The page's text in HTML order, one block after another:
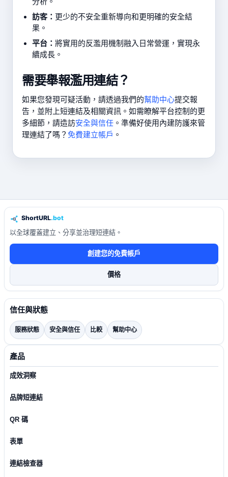
訪客： 更少的不安全重新導向和更明確的安全結
果。
平台： 將實用的反濫用機制融入日常營運，實現永
續成長。
需要舉報濫用連結？
如果您發現可疑活動，請透過我們的幫助中心提交報
告，並附上短連結及相關資訊。如需瞭解平台控制的更
多細節，請造訪安全與信任 。準備好使用內建防護來管
理連結了嗎？ 免費建立帳戶 。
以全球覆蓋建立、分享並治理短連結。
創建您的免費帳戶
價格
信任與狀態
服務狀態 安全與信任 比較 幫助中心
產品
成效洞察
品牌短連結
QR 碼
表單
連結檢查器